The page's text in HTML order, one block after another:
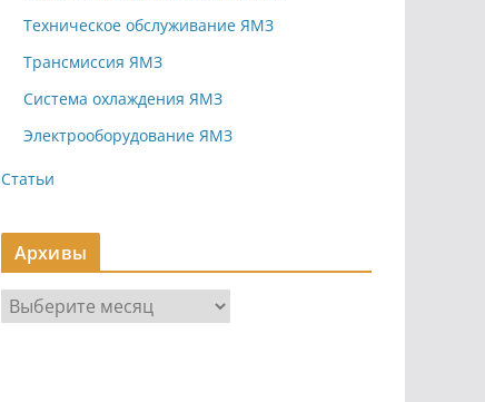
Техническое обслуживание ЯМЗ
Трансмиссия ЯМЗ
Система охлаждения ЯМЗ
Электрооборудование ЯМЗ
Статьи
Архивы
р